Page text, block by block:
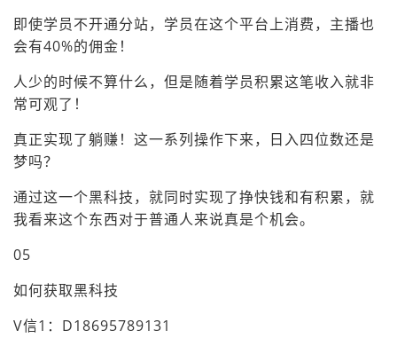
即使学员不开通分站，学员在这个平台上消费，主播也
会有40%的佣金！
人少的时候不算什么，但是随着学员积累这笔收入就非
常可观了！
真正实现了躺赚！这一系列操作下来，日入四位数还是
梦吗？
通过这一个黑科技，就同时实现了挣快钱和有积累，就
我看来这个东西对于普通人来说真是个机会。
05
如何获取黑科技
V信1：D18695789131